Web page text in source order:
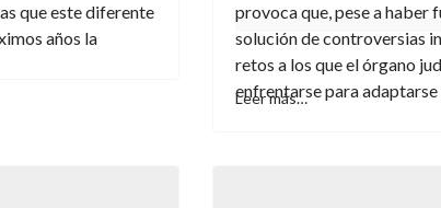
que este diferente
años la
Esto exige
provoca que, pese a haber
solución de controversias
retos a los que el órgano
enfrentarse para
Leer más…